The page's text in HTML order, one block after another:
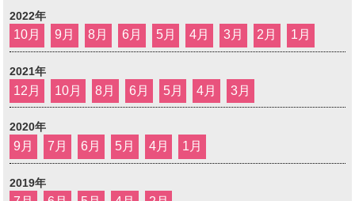
2022年
10月 9月 8月 6月 5月 4月 3月 2月 1月
2021年
12月 10月 8月 6月 5月 4月 3月
2020年
9月 7月 6月 5月 4月 1月
2019年